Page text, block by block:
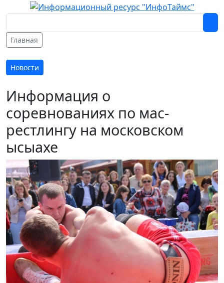
Главная
Новости
Информация о
соревнованиях по мас-
рестлингу на московском
ысыахе